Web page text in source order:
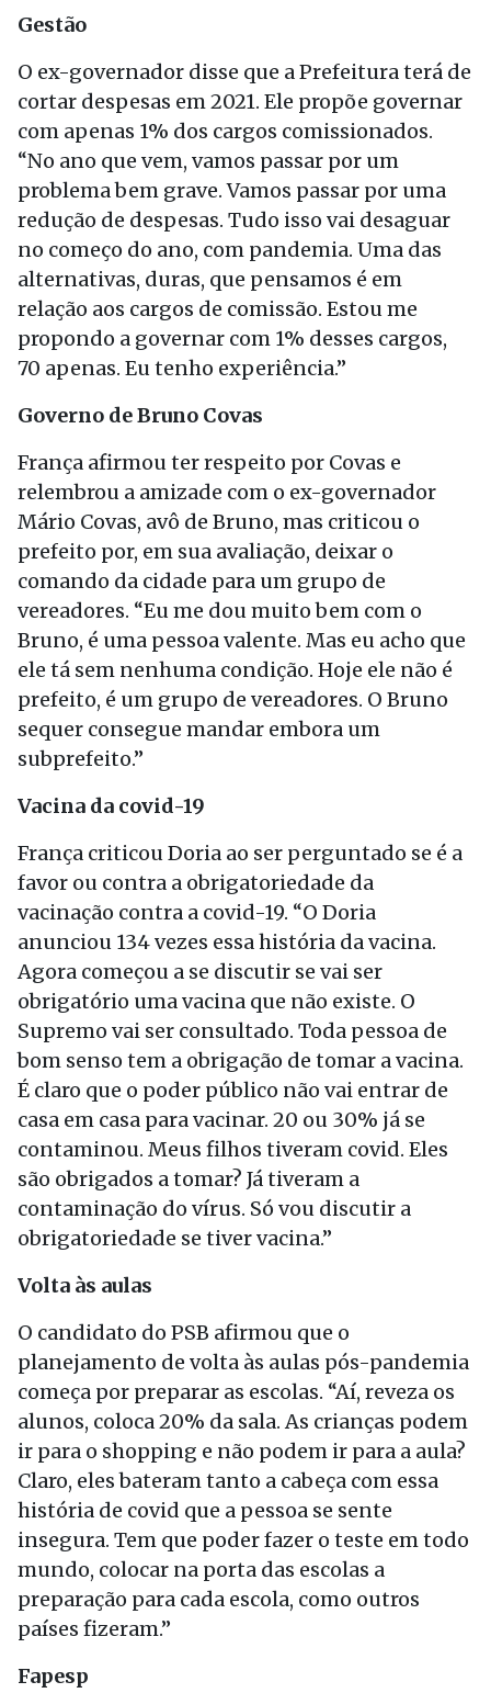
Gestão
O ex-governador disse que a Prefeitura terá de
cortar despesas em 2021. Ele propõe governar
com apenas 1% dos cargos comissionados.
“No ano que vem, vamos passar por um
problema bem grave. Vamos passar por uma
redução de despesas. Tudo isso vai desaguar
no começo do ano, com pandemia. Uma das
alternativas, duras, que pensamos é em
relação aos cargos de comissão. Estou me
propondo a governar com 1% desses cargos,
70 apenas. Eu tenho experiência.”
Governo de Bruno Covas
França afirmou ter respeito por Covas e
relembrou a amizade com o ex-governador
Mário Covas, avô de Bruno, mas criticou o
prefeito por, em sua avaliação, deixar o
comando da cidade para um grupo de
vereadores. “Eu me dou muito bem com o
Bruno, é uma pessoa valente. Mas eu acho que
ele tá sem nenhuma condição. Hoje ele não é
prefeito, é um grupo de vereadores. O Bruno
sequer consegue mandar embora um
subprefeito.”
Vacina da covid-19
França criticou Doria ao ser perguntado se é a
favor ou contra a obrigatoriedade da
vacinação contra a covid-19. “O Doria
anunciou 134 vezes essa história da vacina.
Agora começou a se discutir se vai ser
obrigatório uma vacina que não existe. O
Supremo vai ser consultado. Toda pessoa de
bom senso tem a obrigação de tomar a vacina.
É claro que o poder público não vai entrar de
casa em casa para vacinar. 20 ou 30% já se
contaminou. Meus filhos tiveram covid. Eles
são obrigados a tomar? Já tiveram a
contaminação do vírus. Só vou discutir a
obrigatoriedade se tiver vacina.”
Volta às aulas
O candidato do PSB afirmou que o
planejamento de volta às aulas pós-pandemia
começa por preparar as escolas. “Aí, reveza os
alunos, coloca 20% da sala. As crianças podem
ir para o shopping e não podem ir para a aula?
Claro, eles bateram tanto a cabeça com essa
história de covid que a pessoa se sente
insegura. Tem que poder fazer o teste em todo
mundo, colocar na porta das escolas a
preparação para cada escola, como outros
países fizeram.”
Fapesp